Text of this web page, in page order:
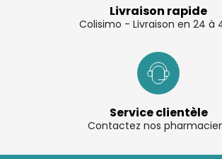
Livraison rapide
Colisimo - Livraison en 24 à
Service clientèle
Contactez nos